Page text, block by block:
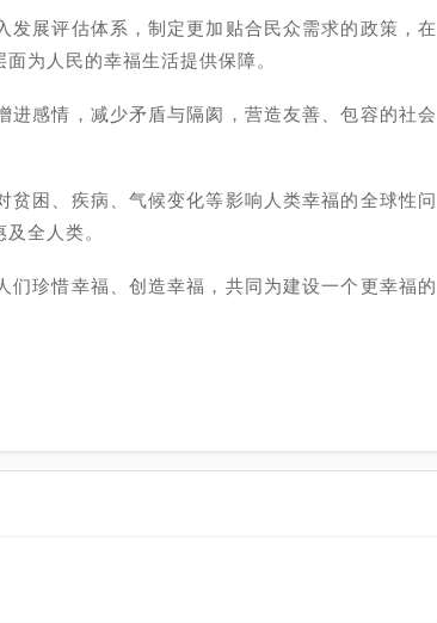
展评估体系，制定更加贴合民众需求的政策，在
为人民的幸福生活提供保障。
感情，减少矛盾与隔阂，营造友善、包容的社会
困、疾病、气候变化等影响人类幸福的全球性问
全人类。
珍惜幸福、创造幸福，共同为建设一个更幸福的